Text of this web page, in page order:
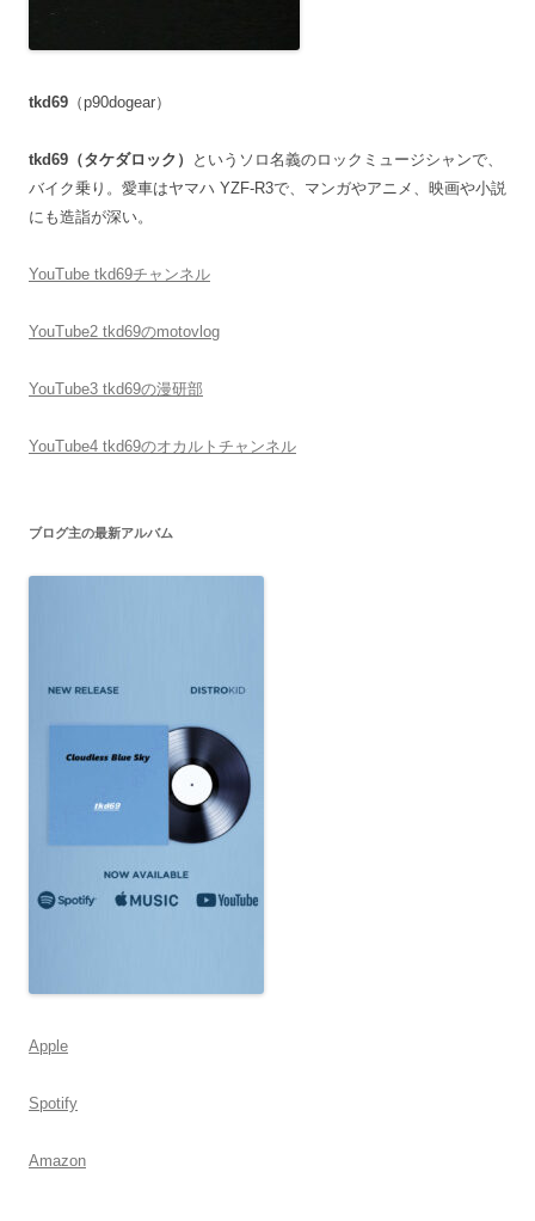
tkd69 （p90dogear）
tkd69（タケダロック）
というソロ名義のロックミュージシャンで、
バイク乗り。愛車はヤマハ YZF-R3で、マンガやアニメ、映画や小説
にも造詣が深い。
YouTube tkd69チャンネル
YouTube2 tkd69のmotovlog
YouTube3 tkd69の漫研部
YouTube4 tkd69のオカルトチャンネル
ブログ主の最新アルバム
Apple
Spotify
Amazon